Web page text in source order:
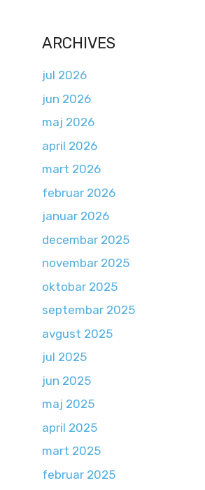
ARCHIVES
jul 2026
jun 2026
maj 2026
april 2026
mart 2026
februar 2026
januar 2026
decembar 2025
novembar 2025
oktobar 2025
septembar 2025
avgust 2025
jul 2025
jun 2025
maj 2025
april 2025
mart 2025
februar 2025